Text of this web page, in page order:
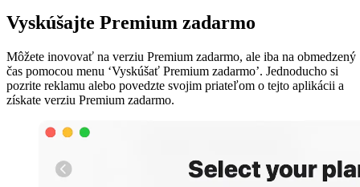
Vyskúšajte Premium zadarmo
Môžete inovovať na verziu Premium zadarmo, ale iba na obmedzený
čas pomocou menu ‘Vyskúšať Premium zadarmo’. Jednoducho si
pozrite reklamu alebo povedzte svojim priateľom o tejto aplikácii a
získate verziu Premium zadarmo.